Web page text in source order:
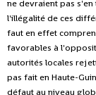
ne devraient pas
l'illégalité de ces
faut en effet
favorables à
autorités locales
pas fait en Haute-
défaut au niveau